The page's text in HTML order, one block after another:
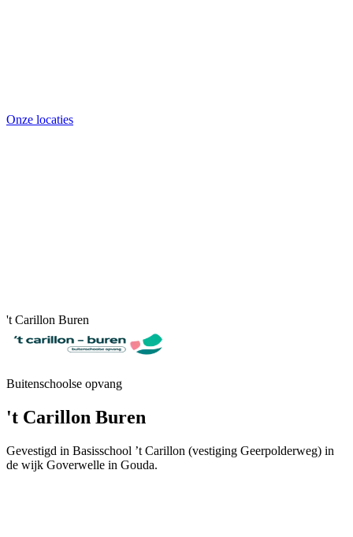
Onze locaties
't Carillon Buren
Buitenschoolse opvang
't Carillon Buren
Gevestigd in Basisschool ’t Carillon (vestiging Geerpolderweg) in
de wijk Goverwelle in Gouda.